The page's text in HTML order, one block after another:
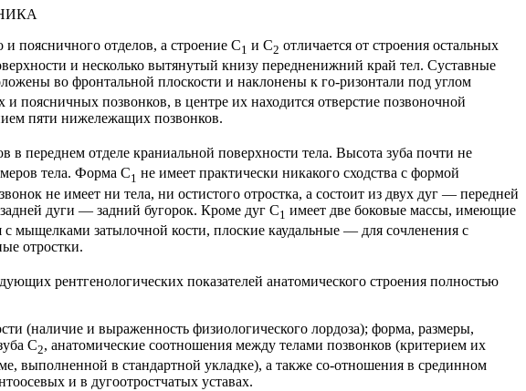
поясничного отделов, а строение С1 и С2 отличается от строения остальных
и несколько вытянутый книзу передненижний край тел. Суставные
во фронтальной плоскости и наклонены к го-ризонтали под углом
поясничных позвонков, в центре их находится отверстие позвоночной
пяти нижележащих позвонков.
переднем отделе краниальной поверхности тела. Высота зуба почти не
тела. Форма С1 не имеет практически никакого сходства с формой
не имеет ни тела, ни остистого отростка, а состоит из двух дуг — передней
дуги — задний бугорок. Кроме дуг С1 имеет две боковые массы, имеющие
мыщелками затылочной кости, плоские каудальные — для сочленения с
отростки.
рентгенологических показателей анатомического строения полностью
(наличие и выраженность физиологического лордоза); форма, размеры,
С2, анатомические соотношения между телами позвонков (критерием их
выполненной в стандартной укладке), а также со-отношения в срединном
и в дугоотростчатых уставах.